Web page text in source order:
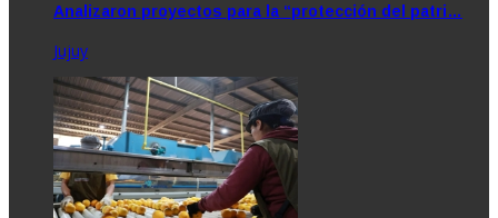
Analizaron proyectos para la “protección del patri…
Jujuy